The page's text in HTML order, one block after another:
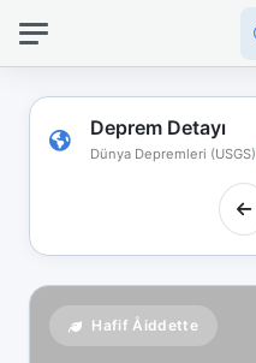
Deprem Detayı
Dünya Depremleri (USGS)
Hafif Åiddette
bağlantınız
koptu!
Çevrimdışı
moddasınız.